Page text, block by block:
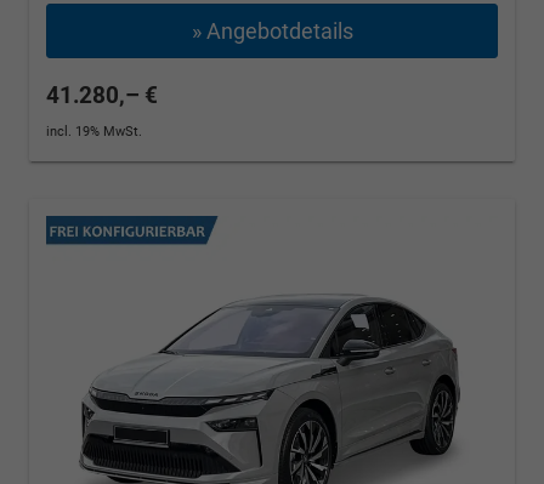
» Angebotdetails
41.280,– €
incl. 19% MwSt.